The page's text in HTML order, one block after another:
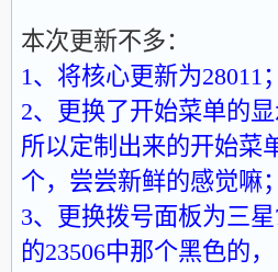
本次更新不多：
1、将核心更新为28011；
2、更换了开始菜单的
所以定制出来的开始菜
个，尝尝新鲜的感觉嘛；
3、更换拨号面板为三
的23506中那个黑色的